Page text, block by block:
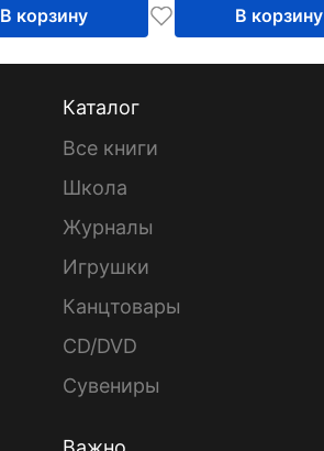
В корзину В корзину
Каталог
Все книги
Школа
Журналы
Игрушки
Канцтовары
CD/DVD
Сувениры